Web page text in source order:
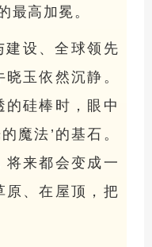
最高加冕。
建设、全球领先
玉依然沉静。
的硅棒时，眼中
魔法’的基石。
将来都会变成一
原、在屋顶，把